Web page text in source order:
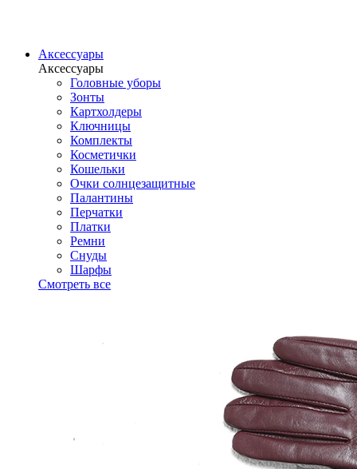
Аксессуары
Аксессуары
Головные уборы
Зонты
Картхолдеры
Ключницы
Комплекты
Косметички
Кошельки
Очки солнцезащитные
Палантины
Перчатки
Платки
Ремни
Снуды
Шарфы
Смотреть все